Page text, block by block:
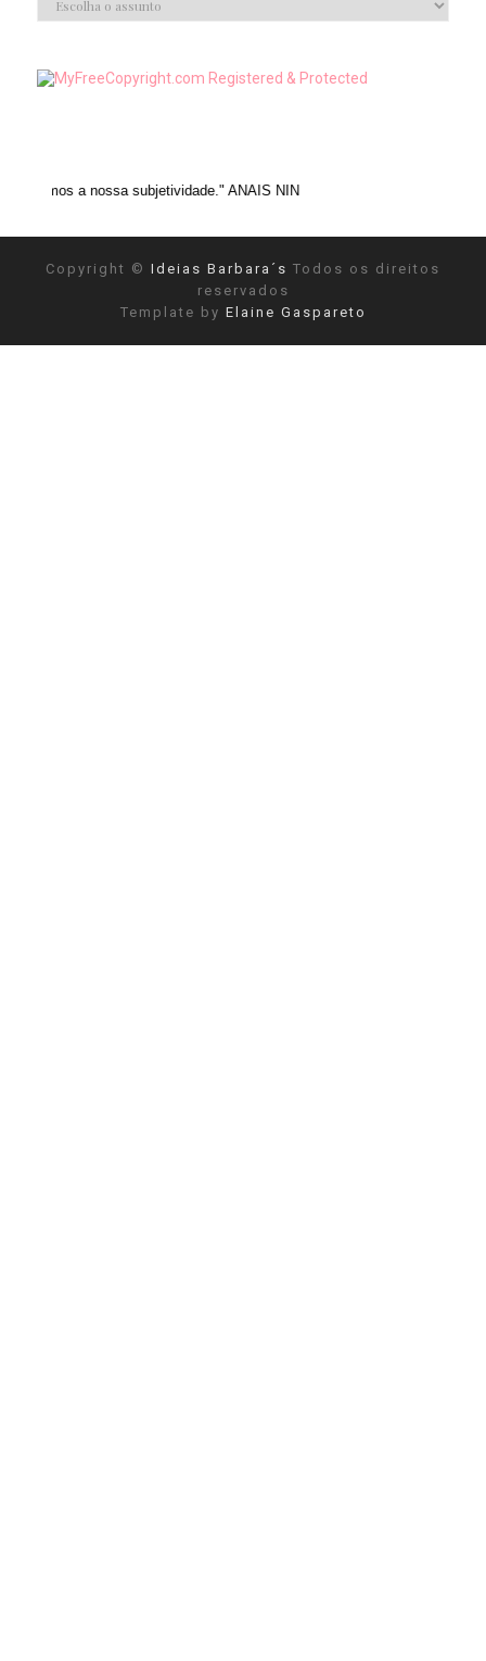
subjetividade." ANAIS NIN
Copyright © Ideias Barbara´s Todos os direitos
reservados
Template by Elaine Gaspareto